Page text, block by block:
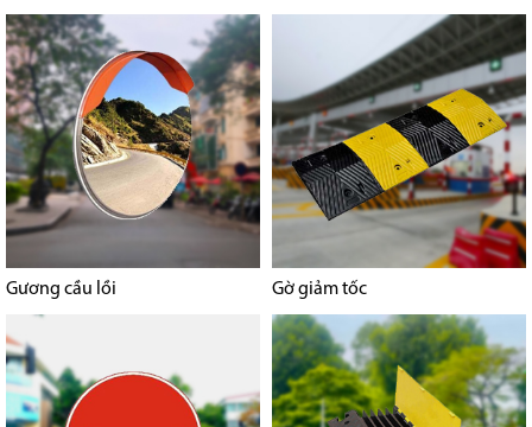
Gương cầu lồi Gờ giảm tốc